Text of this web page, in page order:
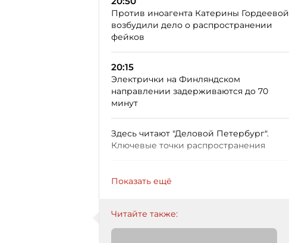
Против иноагента Катерины Гордеевой
возбудили дело о распространении
фейков
20:15
Электрички на Финляндском
направлении задерживаются до 70
минут
Здесь читают "Деловой Петербург".
Ключевые точки распространения
Показать ещё
Читайте также: